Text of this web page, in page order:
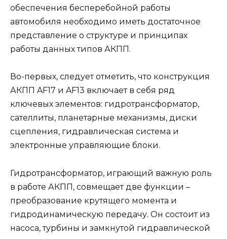
обеспечения бесперебойной работы
автомобиля необходимо иметь достаточное
представление о структуре и принципах
работы данных типов АКПП.
Во-первых, следует отметить, что конструкция
АКПП AF17 и AF13 включает в себя ряд
ключевых элементов: гидротрансформатор,
сателлиты, планетарные механизмы, диски
сцепления, гидравлическая система и
электронные управляющие блоки.
Гидротрансформатор, играющий важную роль
в работе АКПП, совмещает две функции –
преобразование крутящего момента и
гидродинамическую передачу. Он состоит из
насоса, турбины и замкнутой гидравлической